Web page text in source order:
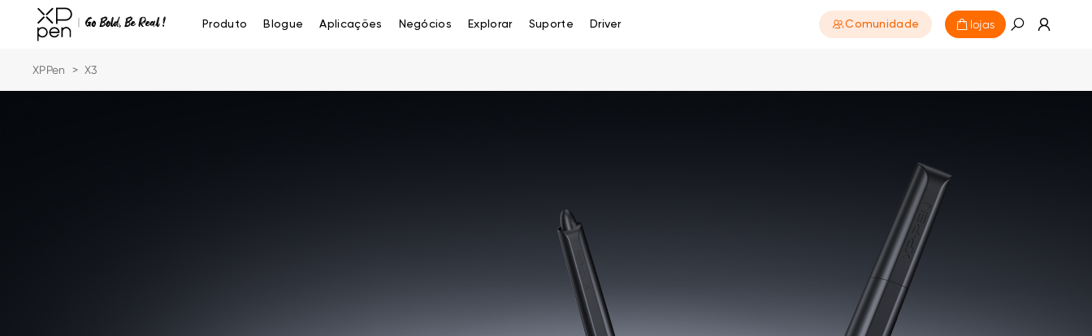
Produto Blogue Aplicações Negócios Explorar Suporte Driver Comunidade lojas
XPPen > X3